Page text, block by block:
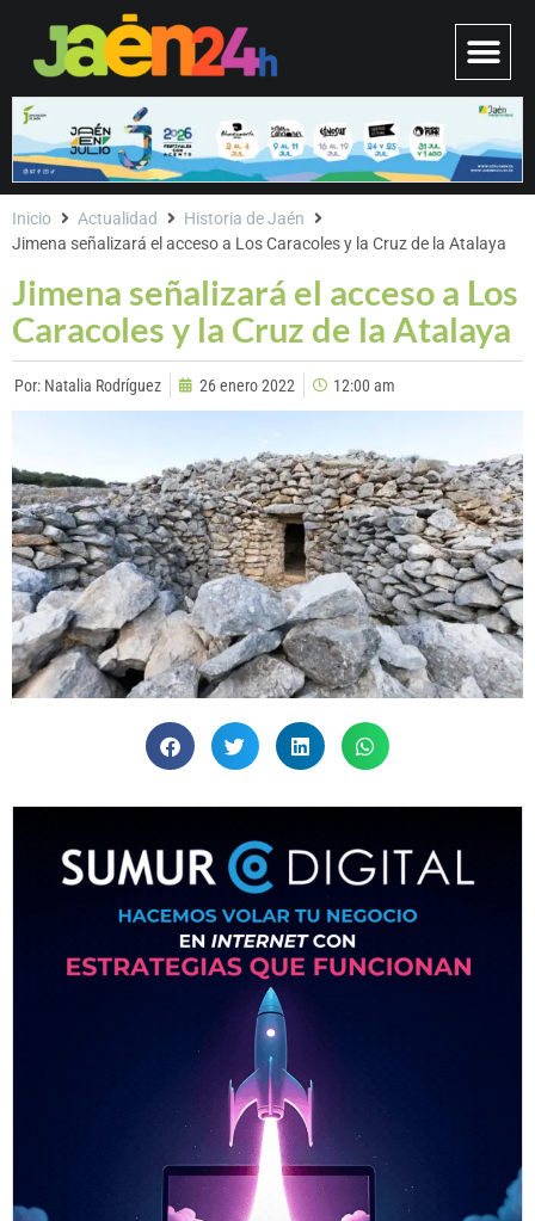
Jimena señalizará el acceso a Los
Caracoles y la Cruz de la Atalaya
Inicio Actualidad
Historia de Jaén
Jimena señalizará el acceso a Los Caracoles y la Cruz de la Atalaya
Por: Natalia Rodríguez 26 enero 2022 12:00 am